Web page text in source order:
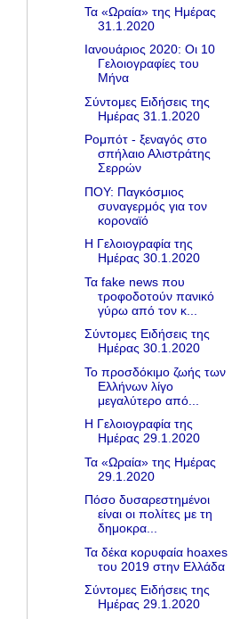
Τα «Ωραία» της Ημέρας
31.1.2020
Ιανουάριος 2020: Οι 10
Γελοιογραφίες του
Μήνα
Σύντομες Ειδήσεις της
Ημέρας 31.1.2020
Ρομπότ - ξεναγός στο
σπήλαιο Αλιστράτης
Σερρών
ΠΟΥ: Παγκόσμιος
συναγερμός για τον
κοροναϊό
Η Γελοιογραφία της
Ημέρας 30.1.2020
Τα fake news που
τροφοδοτούν πανικό
γύρω από τον κ...
Σύντομες Ειδήσεις της
Ημέρας 30.1.2020
Το προσδόκιμο ζωής των
Ελλήνων λίγο
μεγαλύτερο από...
Η Γελοιογραφία της
Ημέρας 29.1.2020
Τα «Ωραία» της Ημέρας
29.1.2020
Πόσο δυσαρεστημένοι
είναι οι πολίτες με τη
δημοκρα...
Τα δέκα κορυφαία hoaxes
του 2019 στην Ελλάδα
Σύντομες Ειδήσεις της
Ημέρας 29.1.2020